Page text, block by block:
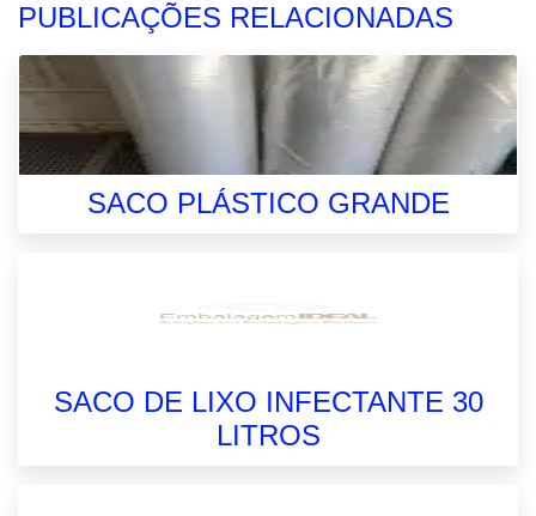
PUBLICAÇÕES RELACIONADAS
SACO PLÁSTICO GRANDE
SACO DE LIXO INFECTANTE 30
LITROS